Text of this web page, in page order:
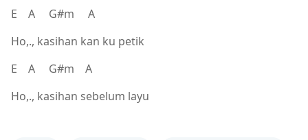
E A G#m A
Ho,., kasihan kan ku petik
E A G#m A
Ho,., kasihan sebelum layu